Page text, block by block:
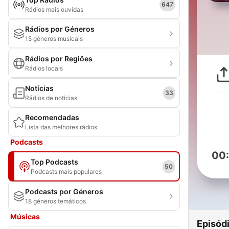
Rádios mais ouvidas
647
Rádios por Géneros
15 géneros musicais
Rádios por Regiões
Rádios locais
Notícias
Rádios de notícias
33
Recomendadas
Lista das melhores rádios
Podcasts
Top Podcasts
Podcasts mais populares
50
Podcasts por Géneros
18 géneros temáticos
Músicas